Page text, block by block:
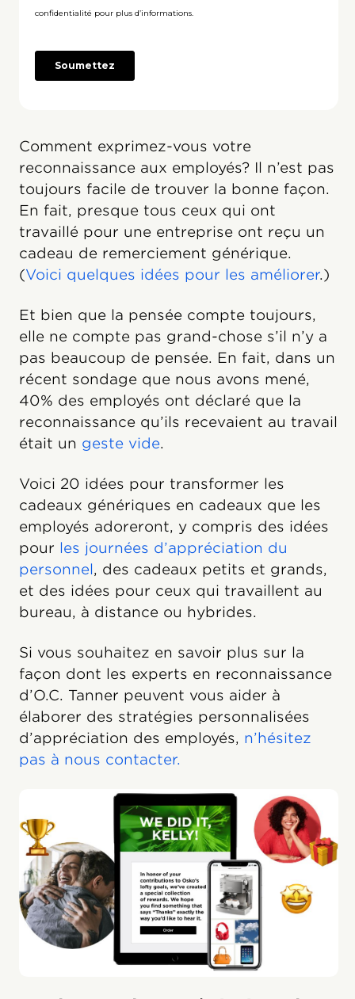
Comment exprimez-vous votre
reconnaissance aux employés? Il n’est pas
toujours facile de trouver la bonne façon.
En fait, presque tous ceux qui ont
travaillé pour une entreprise ont reçu un
cadeau de remerciement générique.
(Voici quelques idées pour les améliorer.)
Et bien que la pensée compte toujours,
elle ne compte pas grand-chose s’il n’y a
pas beaucoup de pensée. En fait, dans un
récent sondage que nous avons mené,
40% des employés ont déclaré que la
reconnaissance qu’ils recevaient au travail
était un geste vide.
Voici 20 idées pour transformer les
cadeaux génériques en cadeaux que les
employés adoreront, y compris des idées
pour les journées d’appréciation du
personnel, des cadeaux petits et grands,
et des idées pour ceux qui travaillent au
bureau, à distance ou hybrides.
Si vous souhaitez en savoir plus sur la
façon dont les experts en reconnaissance
d’O.C. Tanner peuvent vous aider à
élaborer des stratégies personnalisées
d’appréciation des employés, n’hésitez
pas à nous contacter.